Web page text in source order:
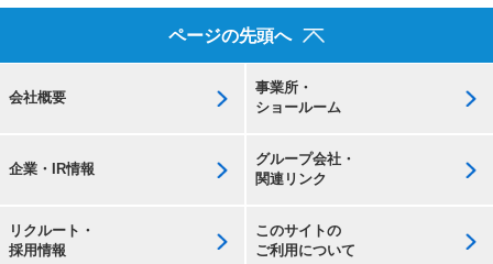
ページの先頭へ
会社概要
事業所・
ショールーム
企業・IR情報
グループ会社・
関連リンク
リクルート・
採用情報
このサイトの
ご利用について